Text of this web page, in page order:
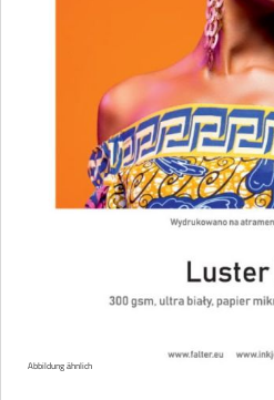
Abbildung ähnlich